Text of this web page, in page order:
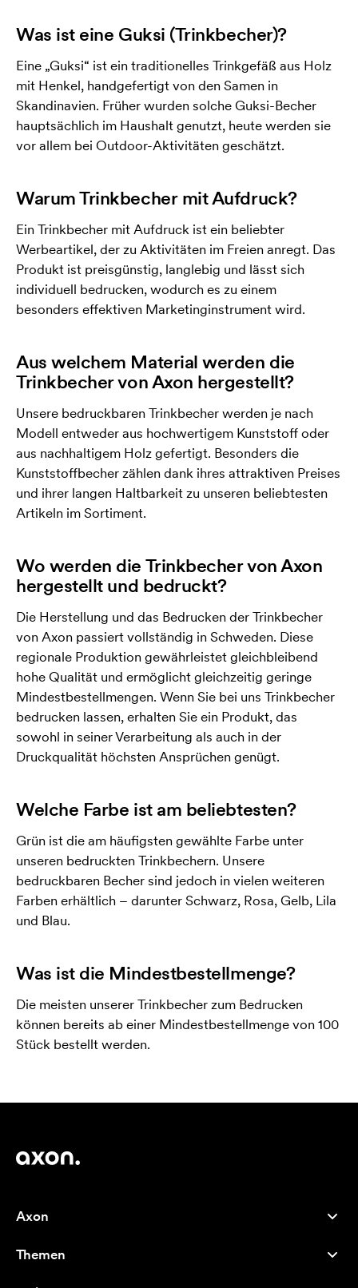
Was ist eine Guksi (Trinkbecher)?
Eine „Guksi“ ist ein traditionelles Trinkgefäß aus Holz
mit Henkel, handgefertigt von den Samen in
Skandinavien. Früher wurden solche Guksi-Becher
hauptsächlich im Haushalt genutzt, heute werden sie
vor allem bei Outdoor-Aktivitäten geschätzt.
Warum Trinkbecher mit Aufdruck?
Ein Trinkbecher mit Aufdruck ist ein beliebter
Werbeartikel, der zu Aktivitäten im Freien anregt. Das
Produkt ist preisgünstig, langlebig und lässt sich
individuell bedrucken, wodurch es zu einem
besonders effektiven Marketinginstrument wird.
Aus welchem Material werden die
Trinkbecher von Axon hergestellt?
Unsere bedruckbaren Trinkbecher werden je nach
Modell entweder aus hochwertigem Kunststoff oder
aus nachhaltigem Holz gefertigt. Besonders die
Kunststoffbecher zählen dank ihres attraktiven Preises
und ihrer langen Haltbarkeit zu unseren beliebtesten
Artikeln im Sortiment.
Wo werden die Trinkbecher von Axon
hergestellt und bedruckt?
Die Herstellung und das Bedrucken der Trinkbecher
von Axon passiert vollständig in Schweden. Diese
regionale Produktion gewährleistet gleichbleibend
hohe Qualität und ermöglicht gleichzeitig geringe
Mindestbestellmengen. Wenn Sie bei uns Trinkbecher
bedrucken lassen, erhalten Sie ein Produkt, das
sowohl in seiner Verarbeitung als auch in der
Druckqualität höchsten Ansprüchen genügt.
Welche Farbe ist am beliebtesten?
Grün ist die am häufigsten gewählte Farbe unter
unseren bedruckten Trinkbechern. Unsere
bedruckbaren Becher sind jedoch in vielen weiteren
Farben erhältlich – darunter Schwarz, Rosa, Gelb, Lila
und Blau.
Was ist die Mindestbestellmenge?
Die meisten unserer Trinkbecher zum Bedrucken
können bereits ab einer Mindestbestellmenge von 100
Stück bestellt werden.
Axon
Über uns
Themen